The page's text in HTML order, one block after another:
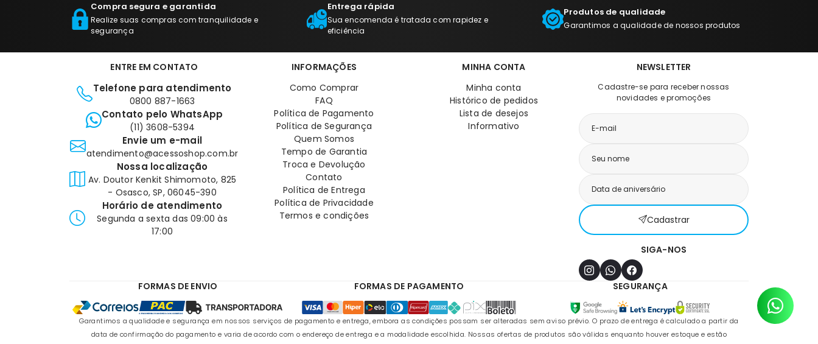
Compra segura e garantida
Realize suas compras com tranquilidade e
segurança
Entrega rápida
Sua encomenda é tratada com rapidez e
eficiência
Produtos de qualidade
Garantimos a qualidade de nossos produtos
ENTRE EM CONTATO
Telefone para atendimento
0800 887-1663
Contato pelo WhatsApp
(11) 3608-5394
Envie um e-mail
atendimento@acessoshop.com.br
Nossa localização
Av. Doutor Kenkit Shimomoto, 825
- Osasco, SP, 06045-390
Horário de atendimento
Segunda a sexta das 09:00 às
17:00
INFORMAÇÕES
Como Comprar
FAQ
Política de Pagamento
Política de Segurança
Quem Somos
Tempo de Garantia
Troca e Devolução
Contato
Política de Entrega
Política de Privacidade
Termos e condições
MINHA CONTA
Minha conta
Histórico de pedidos
Lista de desejos
Informativo
NEWSLETTER
Cadastre-se para receber nossas
novidades e promoções
Cadastrar
SIGA-NOS
FORMAS DE ENVIO FORMAS DE PAGAMENTO SEGURANÇA
Garantimos a qualidade e segurança em nossos serviços de pagamento e entrega, embora as condições possam ser alteradas sem aviso prévio. O prazo de entrega é calculado a partir da
data de confirmação do pagamento e varia de acordo com o endereço de entrega e a modalidade escolhida. Nossas ofertas de produtos são válidas enquanto houver estoque e estão